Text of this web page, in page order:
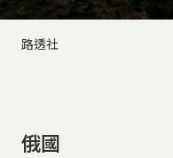
路透社
俄國